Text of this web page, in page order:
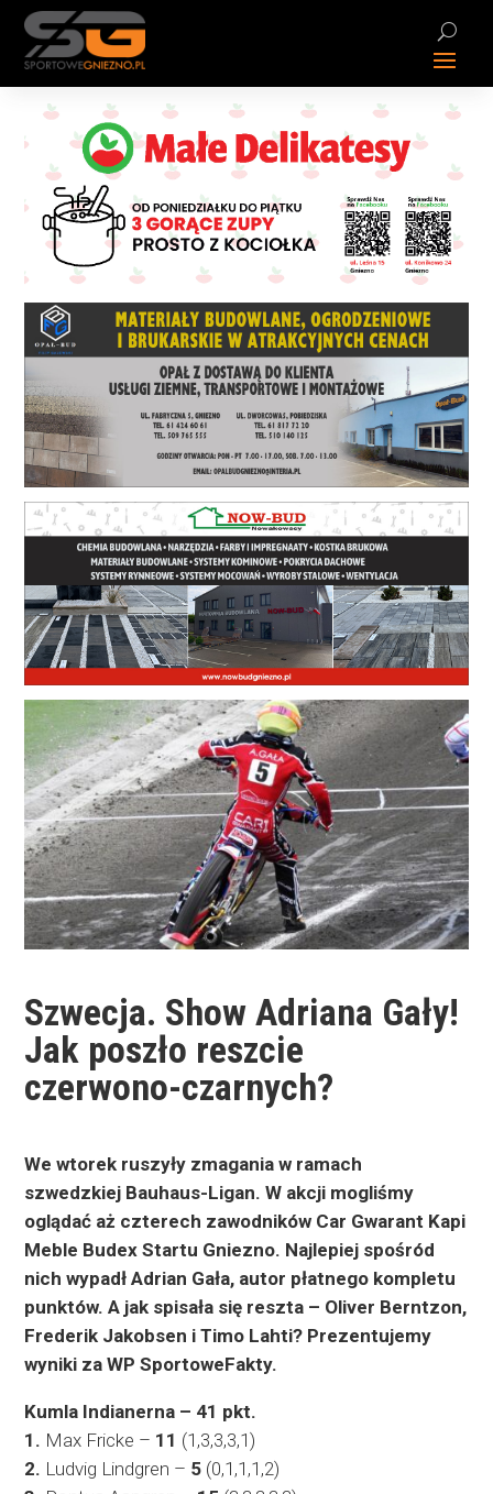
Szwecja. Show Adriana Gały!
Jak poszło reszcie
czerwono-czarnych?
We wtorek ruszyły zmagania w ramach
szwedzkiej Bauhaus-Ligan. W akcji mogliśmy
oglądać aż czterech zawodników Car Gwarant Kapi
Meble Budex Startu Gniezno. Najlepiej spośród
nich wypadł Adrian Gała, autor płatnego kompletu
punktów. A jak spisała się reszta – Oliver Berntzon,
Frederik Jakobsen i Timo Lahti? Prezentujemy
wyniki za WP SportoweFakty.
Kumla Indianerna – 41 pkt.
1. Max Fricke – 11 (1,3,3,3,1)
2. Ludvig Lindgren – 5 (0,1,1,1,2)